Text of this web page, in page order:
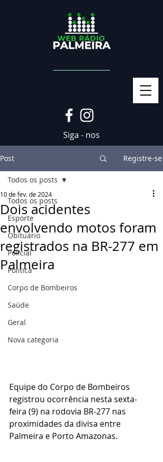
Siga - nos
Post Registre-se
Todos os posts
Esporte
Obituário
Policial
Politica
Corpo de Bombeiros
Saúde
Geral
Nova categoria
Todos os posts
Dois acidentes
envolvendo motos foram
registrados na BR-277 em
Palmeira
10 de fev. de 2024
Equipe do Corpo de Bombeiros
registrou ocorrência nesta sexta-
feira (9) na rodovia BR-277 nas
proximidades da divisa entre
Palmeira e Porto Amazonas.